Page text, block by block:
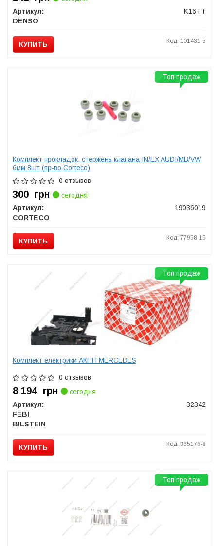
Артикул:
K16TT
DENSO
КУПИТЬ Код: 101431-5
Комплект прокладок, стержень клапана IN/EX AUDI/MB/VW
6мм 8шт (пр-во Corteco)
0 отзывов
300 грн
сегодня
Артикул:
19036019
CORTECO
КУПИТЬ Код: 77958-15
Топ продаж
Комплект електрики АКПП MERCEDES
0 отзывов
8 194 грн
сегодня
Артикул:
32342
FEBI
BILSTEIN
КУПИТЬ Код: 365176-8
Топ продаж
Топ продаж